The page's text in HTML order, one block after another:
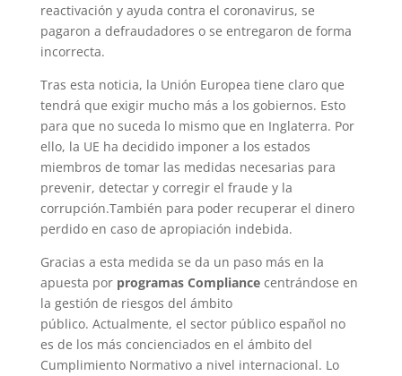
reactivación y ayuda contra el coronavirus, se
pagaron a defraudadores o se entregaron de forma
incorrecta.
Tras esta noticia, la Unión Europea tiene claro que
tendrá que exigir mucho más a los gobiernos. Esto
para que no suceda lo mismo que en Inglaterra. Por
ello, la UE ha decidido imponer a los estados
miembros de tomar las medidas necesarias para
prevenir, detectar y corregir el fraude y la
corrupción.También para poder recuperar el dinero
perdido en caso de apropiación indebida.
Gracias a esta medida se da un paso más en la
apuesta por programas Compliance centrándose en
la gestión de riesgos del ámbito
público. Actualmente, el sector público español no
es de los más concienciados en el ámbito del
Cumplimiento Normativo a nivel internacional. Lo